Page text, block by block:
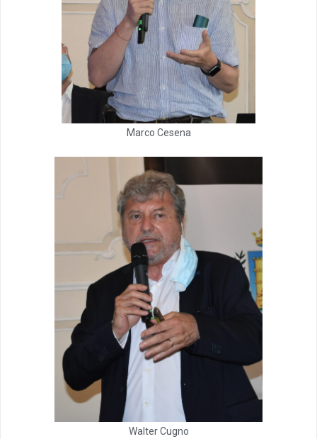
Marco Cesena
Walter Cugno